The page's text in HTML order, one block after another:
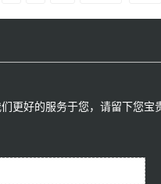
更好的服务于您，请留下您宝